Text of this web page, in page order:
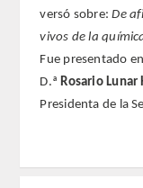
versó sobre:De
vivos de la
Fue presentado
D.ª Rosario Lunar
Presidenta de la